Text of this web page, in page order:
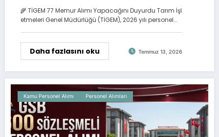
🌾 TİGEM 77 Memur Alımı Yapacağını Duyurdu Tarım İşl
etmeleri Genel Müdürlüğü (TİGEM), 2026 yılı personel…
Daha fazlasını oku Temmuz 13, 2026
Kamu Personel Alımı Personel Alımları